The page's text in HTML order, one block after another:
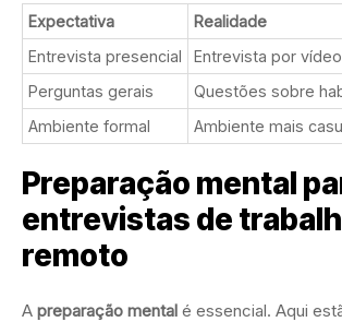
Expectativa
Realidade
Entrevista presencial
Entrevista por vídeo
Perguntas gerais
Questões sobre
Ambiente formal
Ambiente mais
Preparação mental
entrevistas de
remoto
A preparação mental é essencial. Aqui